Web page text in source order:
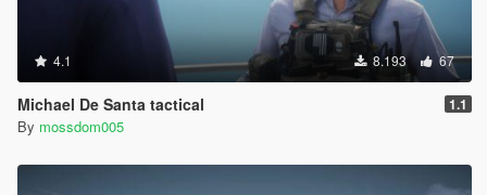
4.1 8.193 67
Michael De Santa tactical 1.1
By mossdom005